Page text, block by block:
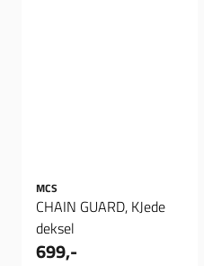
MCS
CHAIN GUARD, KJede
deksel
699,-